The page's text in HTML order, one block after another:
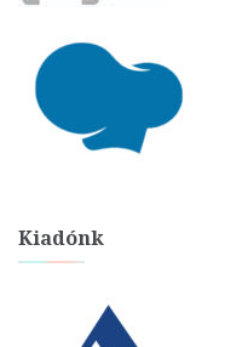
Kiadónk